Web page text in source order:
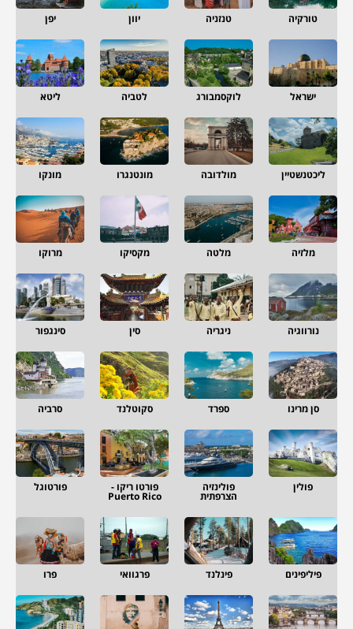
טורקיה טנזניה יוון יפן
ישראל לוקסמבורג לטביה ליטא
ליכטנשטיין מולדובה מונטנגרו מונקו
מלזיה מלטה מקסיקו מרוקו
נורווגיה ניגריה סין סינגפור
סן מרינו ספרד סקוטלנד סרביה
פולין פולינזיה
הצרפתית
פורטו ריקו -
Puerto Rico
פורטוגל
פיליפינים פינלנד פרגוואי פרו